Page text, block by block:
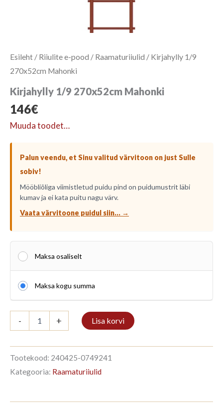
Esileht / Riiulite e-pood / Raamaturiiulid / Kirjahylly 1/9
270x52cm Mahonki
Kirjahylly 1/9 270x52cm Mahonki
146€
Muuda toodet…
Palun veendu, et Sinu valitud värvitoon on just Sulle
sobiv!
Mööbliõliga viimistletud puidu pind on puidumustrit läbi
kumav ja ei kata puitu nagu värv.
Vaata värvitoone puidul siin... →
Maksa osaliselt
Maksa kogu summa
-
1/9
Mahonki
kogus
+ Lisa korvi
Tootekood: 240425-0749241
Kategooria: Raamaturiiulid